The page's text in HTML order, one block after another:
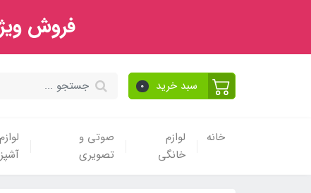
فروش
سبد خرید 0
خانه
لوازم
خانگی
صوتی و
تصویری